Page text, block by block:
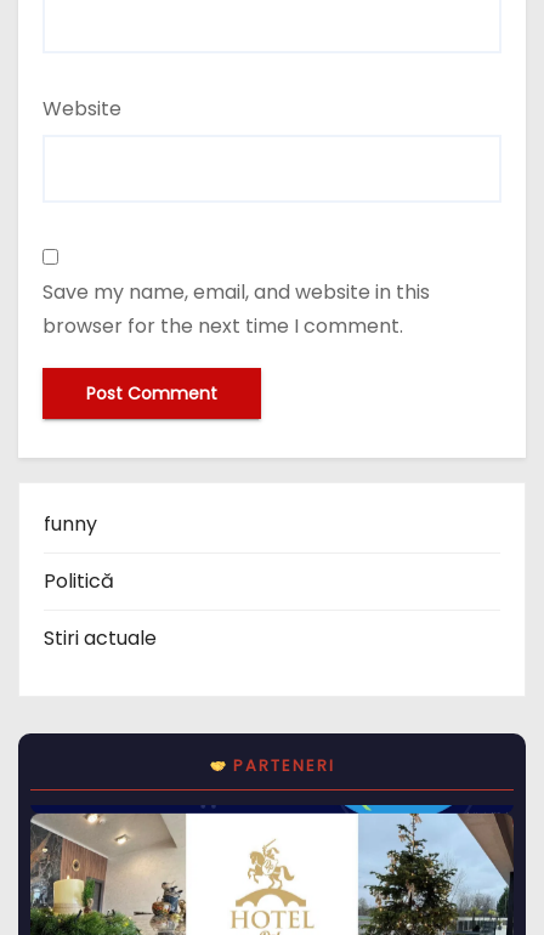
Website
Save my name, email, and website in this
browser for the next time I comment.
funny
Politică
Stiri actuale
PARTENERI